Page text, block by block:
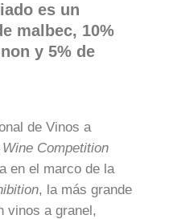
es un
malbec, 10%
y 5% de
de Vinos a
Competition
en el marco de la
, la más grande
vinos a granel,